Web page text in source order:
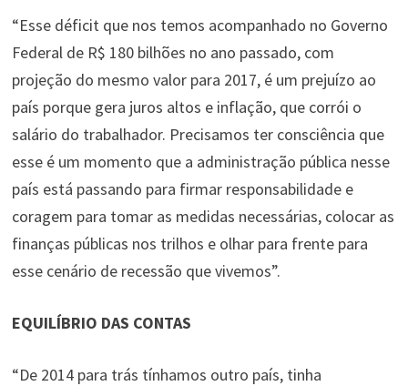
“Esse déficit que nos temos acompanhado no Governo
Federal de R$ 180 bilhões no ano passado, com
projeção do mesmo valor para 2017, é um prejuízo ao
país porque gera juros altos e inflação, que corrói o
salário do trabalhador. Precisamos ter consciência que
esse é um momento que a administração pública nesse
país está passando para firmar responsabilidade e
coragem para tomar as medidas necessárias, colocar as
finanças públicas nos trilhos e olhar para frente para
esse cenário de recessão que vivemos”.
EQUILÍBRIO DAS CONTAS
“De 2014 para trás tínhamos outro país, tinha